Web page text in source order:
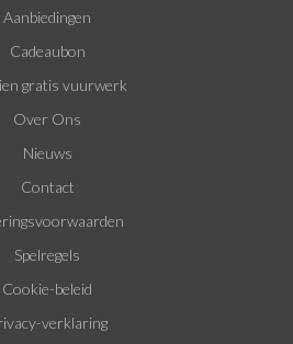
Aanbiedingen
Cadeaubon
gratis vuurwerk
Over Ons
Nieuws
Contact
Spelregels
Cookie-beleid
verklaring